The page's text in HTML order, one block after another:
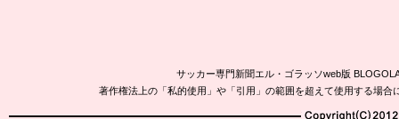
サッカー専門新聞エル・ゴラッソweb版
著作権法上の「私的使用」や「引用」の範囲を超えて使用する場